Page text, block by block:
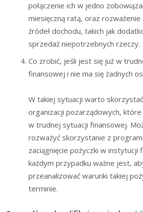
połączenie ich w jedno
miesięczną ratą, oraz
źródeł dochodu, takich jak
sprzedaż niepotrzebnych rzeczy.
Co zrobić, jeśli jest się już w
finansowej i nie ma się żadnych
W takiej sytuacji warto
organizacji pozarządowych,
w trudnej sytuacji finansowej.
rozważyć skorzystanie z
zaciągnięcie pożyczki w instytucji
każdym przypadku ważne jest,
przeanalizować warunki takiej
terminie.